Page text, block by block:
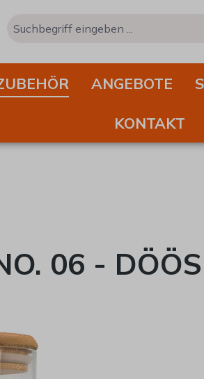
ANGEBOTE
KONTAKT
06 -